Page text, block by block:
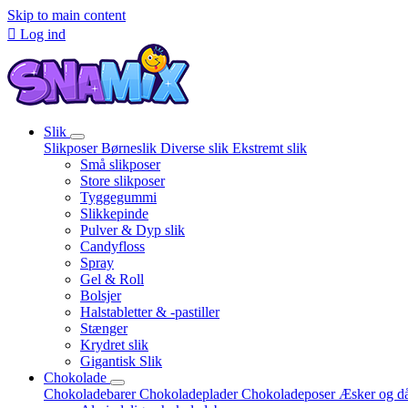
Skip to main content
 Log ind
Slik
SlikposerBørneslik Diverse slik Ekstremt slik
Små slikposer
Store slikposer
Tyggegummi
Slikkepinde
Pulver & Dyp slik
Candyfloss
Spray
Gel & Roll
Bolsjer
Halstabletter & -pastiller
Stænger
Krydret slik
Gigantisk Slik
Chokolade
ChokoladebarerChokoladepladerChokoladeposer Æsker og